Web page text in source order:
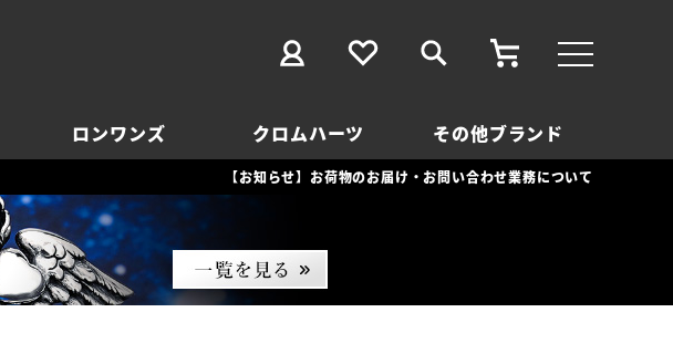
ロンワンズ クロムハーツ その他ブランド
【お知らせ】お荷物のお届け・お問い合わせ業務について